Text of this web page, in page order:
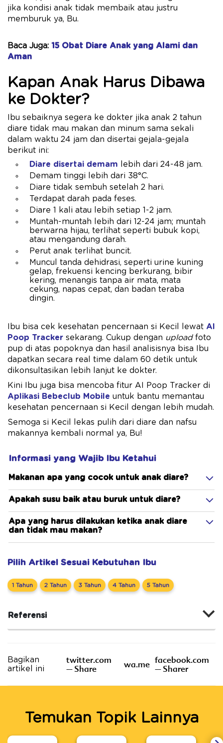
jika kondisi anak tidak membaik atau justru
memburuk ya, Bu.
Baca Juga: 15 Obat Diare Anak yang Alami dan
Aman
Kapan Anak Harus Dibawa
ke Dokter?
Ibu sebaiknya segera ke dokter jika anak 2 tahun
diare tidak mau makan dan minum sama sekali
dalam waktu 24 jam dan disertai gejala-gejala
berikut ini:
Diare disertai demam lebih dari 24-48 jam.
Demam tinggi lebih dari 38°C.
Diare tidak sembuh setelah 2 hari.
Terdapat darah pada feses.
Diare 1 kali atau lebih setiap 1-2 jam.
Muntah-muntah lebih dari 12-24 jam; muntah
berwarna hijau, terlihat seperti bubuk kopi,
atau mengandung darah.
Perut anak terlihat buncit.
Muncul tanda dehidrasi, seperti urine kuning
gelap, frekuensi kencing berkurang, bibir
kering, menangis tanpa air mata, mata
cekung, napas cepat, dan badan teraba
dingin.
Ibu bisa cek kesehatan pencernaan si Kecil lewat AI
Poop Tracker sekarang. Cukup dengan uploadfoto
pup di atas popoknya dan hasil analisisnya bisa Ibu
dapatkan secara real time dalam 60 detik untuk
dikonsultasikan lebih lanjut ke dokter.
Kini Ibu juga bisa mencoba fitur AI Poop Tracker di
Aplikasi Bebeclub Mobile untuk bantu memantau
kesehatan pencernaan si Kecil dengan lebih mudah.
Semoga si Kecil lekas pulih dari diare dan nafsu
makannya kembali normal ya, Bu!
Informasi yang Wajib Ibu Ketahui
Makanan apa yang cocok untuk anak diare?
Apakah susu baik atau buruk untuk diare?
Apa yang harus dilakukan ketika anak diare
dan tidak mau makan?
Pilih Artikel Sesuai Kebutuhan Ibu
1 Tahun 2 Tahun 3 Tahun 4 Tahun 5 Tahun
Referensi
Bagikan
artikel ini
twitter.com
– Share
wa.me facebook.com
– Sharer
Temukan Topik Lainnya